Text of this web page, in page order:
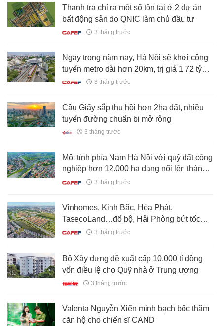
Thanh tra chỉ ra một số tồn tại ở 2 dự án
bất động sản do QNIC làm chủ đầu tư
3 tháng trước
Ngay trong năm nay, Hà Nội sẽ khởi công
tuyến metro dài hơn 20km, trị giá 1,72 tỷ
USD chạy qua 4 phường, xã
3 tháng trước
Cầu Giấy sắp thu hồi hơn 2ha đất, nhiều
tuyến đường chuẩn bị mở rộng
3 tháng trước
Một tỉnh phía Nam Hà Nội với quỹ đất công
nghiệp hơn 12.000 ha đang nổi lên thành
điểm đến mới của dòng vốn FDI
3 tháng trước
Vinhomes, Kinh Bắc, Hòa Phát,
TasecoLand…đổ bộ, Hải Phòng bứt tốc
trên chiến lược phát triển mới
3 tháng trước
Bộ Xây dựng đề xuất cấp 10.000 tỉ đồng
vốn điều lệ cho Quỹ nhà ở Trung ương
3 tháng trước
Valenta Nguyễn Xiển minh bạch bốc thăm
căn hộ cho chiến sĩ CAND